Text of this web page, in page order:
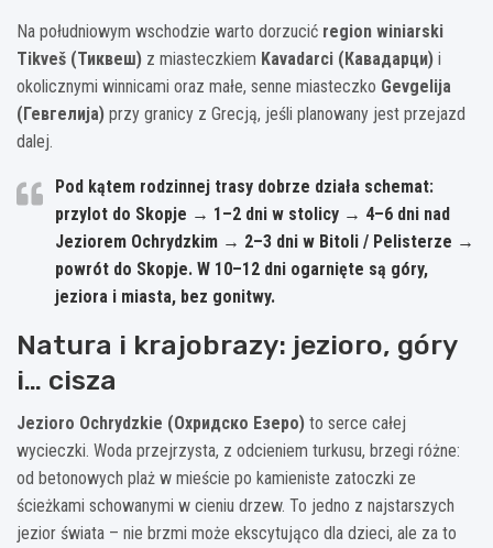
Na południowym wschodzie warto dorzucić region winiarski
Tikveš (Тиквеш) z miasteczkiem Kavadarci (Кавадарци) i
okolicznymi winnicami oraz małe, senne miasteczko Gevgelija
(Гевгелија) przy granicy z Grecją, jeśli planowany jest przejazd
dalej.
Pod kątem rodzinnej trasy dobrze działa schemat:
przylot do Skopje → 1–2 dni w stolicy → 4–6 dni nad
Jeziorem Ochrydzkim → 2–3 dni w Bitoli / Pelisterze →
powrót do Skopje. W 10–12 dni ogarnięte są góry,
jeziora i miasta, bez gonitwy.
Natura i krajobrazy: jezioro, góry
i… cisza
Jezioro Ochrydzkie (Охридско Езеро) to serce całej
wycieczki. Woda przejrzysta, z odcieniem turkusu, brzegi różne:
od betonowych plaż w mieście po kamieniste zatoczki ze
ścieżkami schowanymi w cieniu drzew. To jedno z najstarszych
jezior świata – nie brzmi może ekscytująco dla dzieci, ale za to